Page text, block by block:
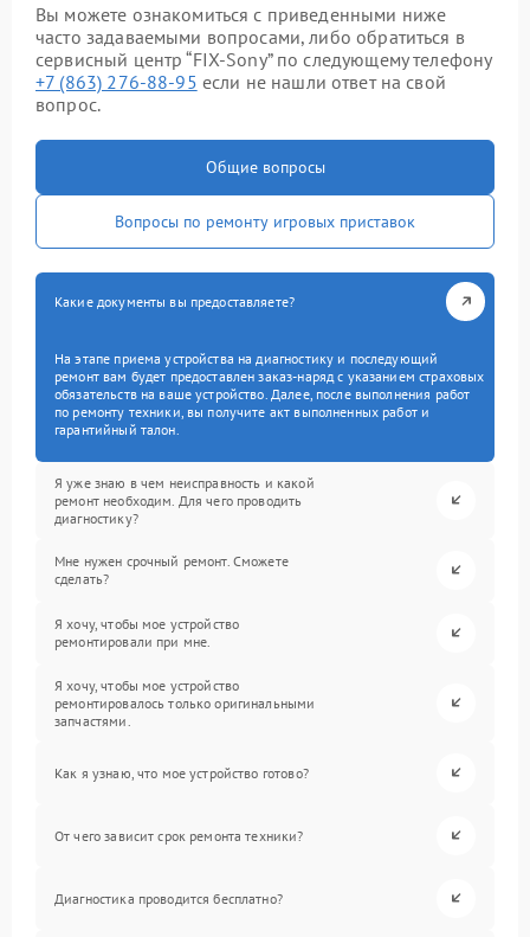
Вы можете ознакомиться с приведенными ниже
часто задаваемыми вопросами, либо обратиться в
сервисный центр “FIX-Sony” по следующему телефону
+7 (863) 276-88-95 если не нашли ответ на свой
вопрос.
Общие вопросы
Вопросы по ремонту игровых приставок
Какие документы вы предоставляете?
На этапе приема устройства на диагностику и последующий
ремонт вам будет предоставлен заказ-наряд с указанием страховых
обязательств на ваше устройство. Далее, после выполнения работ
по ремонту техники, вы получите акт выполненных работ и
гарантийный талон.
Я уже знаю в чем неисправность и какой
ремонт необходим. Для чего проводить
диагностику?
Мне нужен срочный ремонт. Сможете
сделать?
Я хочу, чтобы мое устройство
ремонтировали при мне.
Я хочу, чтобы мое устройство
ремонтировалось только оригинальными
запчастями.
Как я узнаю, что мое устройство готово?
От чего зависит срок ремонта техники?
Диагностика проводится бесплатно?